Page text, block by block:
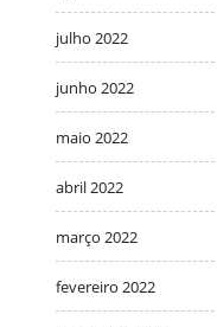
julho 2022
junho 2022
maio 2022
abril 2022
março 2022
fevereiro 2022